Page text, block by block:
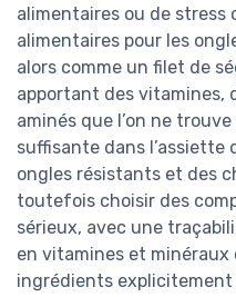
alimentaires ou de stress
alimentaires pour les
alors comme un filet de
apportant des vitamines,
aminés que l’on ne
suffisante dans
ongles résistants et des
toutefois choisir des
sérieux, avec une
en vitamines et minéraux
ingrédients explicitement